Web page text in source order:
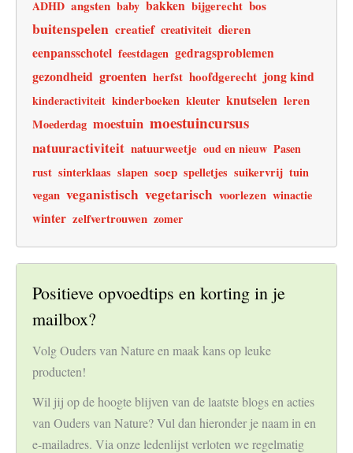
ADHD angsten baby bakken bijgerecht bos
buitenspelen creatief creativiteit dieren
eenpansschotel feestdagen gedragsproblemen
gezondheid groenten herfst hoofdgerecht jong kind
kinderactiviteit kinderboeken kleuter knutselen leren
Moederdag moestuin moestuincursus
natuuractiviteit natuurweetje oud en nieuw Pasen
rust sinterklaas slapen soep spelletjes suikervrij tuin
vegan veganistisch vegetarisch voorlezen winactie
winter zelfvertrouwen zomer
Positieve opvoedtips en korting in je
mailbox?
Volg Ouders van Nature en maak kans op leuke
producten!
Wil jij op de hoogte blijven van de laatste blogs en acties
van Ouders van Nature? Vul dan hieronder je naam in en
e-mailadres. Via onze ledenlijst verloten we regelmatig